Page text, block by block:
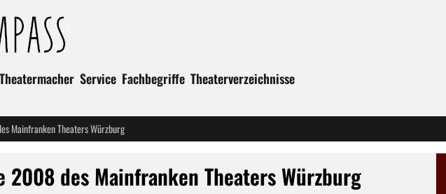
Theatermacher Service Fachbegriffe Theaterverzeichnisse
Mainfranken Theaters Würzburg
des Mainfranken Theaters Würzburg